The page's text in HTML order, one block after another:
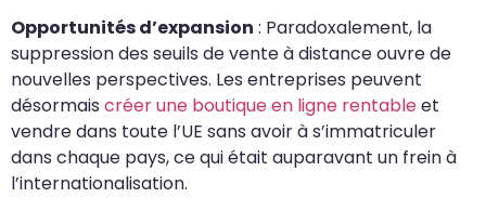
Opportunités d’expansion : Paradoxalement, la
suppression des seuils de vente à distance ouvre de
nouvelles perspectives. Les entreprises peuvent
désormais créer une boutique en ligne rentableet
vendre dans toute l’UE sans avoir à s’immatriculer
dans chaque pays, ce qui était auparavant un frein à
l’internationalisation.